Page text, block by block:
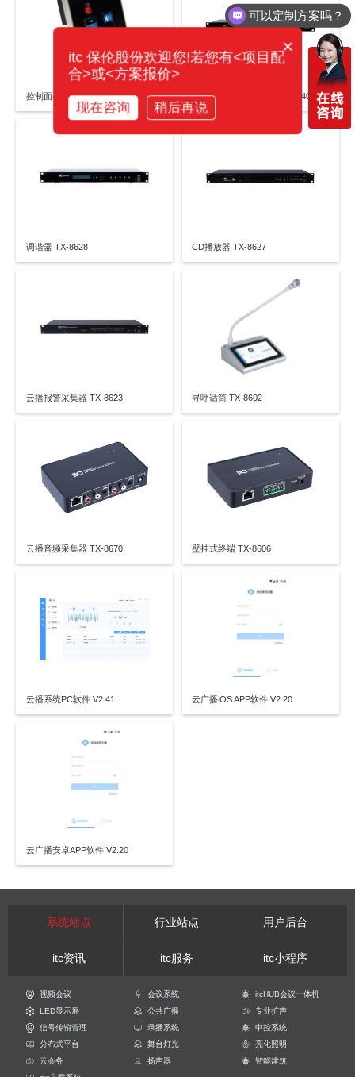
控制面板 TX-8611 分区功放TX-86120Z/TX-86240Z/TX-86350Z/TX-86500Z
调谐器 TX-8628 CD播放器 TX-8627
云播报警采集器 TX-8623 寻呼话筒 TX-8602
云播音频采集器 TX-8670 壁挂式终端 TX-8606
云播系统PC软件 V2.41 云广播iOS APP软件 V2.20
云广播安卓APP软件 V2.20
系统站点 行业站点 用户后台
itc资讯 itc服务 itc小程序
视频会议 会议系统
itcHUB会议一体机
LED显示屏
公共广播
专业扩声
信号传输管理
录播系统
中控系统
分布式平台
舞台灯光
亮化照明
云会务
扬声器
智能建筑
可以定制方案吗？
×
itc 保伦股份欢迎您!若您有<项目配
合>或<方案报价>
现在咨询 稍后再说